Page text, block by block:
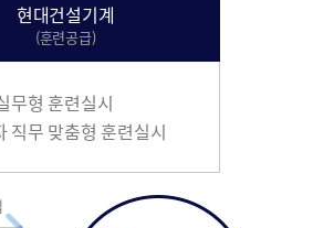
현대건설기계
(훈련공급)
무형 훈련실시
직무 맞춤형 훈련실시